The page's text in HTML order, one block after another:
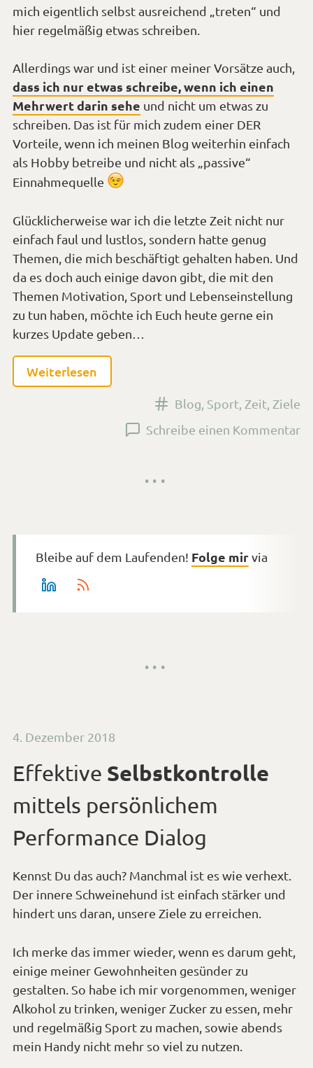
mich eigentlich selbst ausreichend „treten“ und
hier regelmäßig etwas schreiben.
Allerdings war und ist einer meiner Vorsätze auch,
dass ich nur etwas schreibe, wenn ich einen
Mehrwert darin sehe und nicht um etwas zu
schreiben. Das ist für mich zudem einer DER
Vorteile, wenn ich meinen Blog weiterhin einfach
als Hobby betreibe und nicht als „passive“
Einnahmequelle *Smiley
zwinkern*
Glücklicherweise war ich die letzte Zeit nicht nur
einfach faul und lustlos, sondern hatte genug
Themen, die mich beschäftigt gehalten haben. Und
da es doch auch einige davon gibt, die mit den
Themen Motivation, Sport und Lebenseinstellung
zu tun haben, möchte ich Euch heute gerne ein
kurzes Update geben…
Weiterlesen
Versehen
mit
Blog, Sport, Zeit, Ziele
Schreibe einen Kommentarzu
Bleibe auf dem Laufenden! Folge mirvia
Veröffentlicht
4. Dezember 2018
Effektive Selbstkontrolle
mittels persönlichem
Performance Dialog
Kennst Du das auch? Manchmal ist es wie verhext.
Der innere Schweinehund ist einfach stärker und
hindert uns daran, unsere Ziele zu erreichen.
Ich merke das immer wieder, wenn es darum geht,
einige meiner Gewohnheiten gesünder zu
gestalten. So habe ich mir vorgenommen, weniger
Alkohol zu trinken, weniger Zucker zu essen, mehr
und regelmäßig Sport zu machen, sowie abends
mein Handy nicht mehr so viel zu nutzen.